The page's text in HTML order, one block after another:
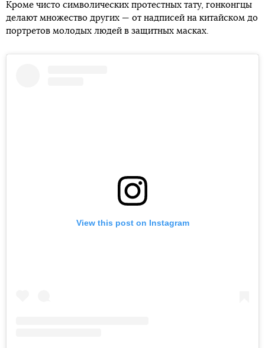
Кроме чисто символических протестных тату, гонконгцы
делают множество других — от надписей на китайском до
портретов молодых людей в защитных масках.
View this post on Instagram